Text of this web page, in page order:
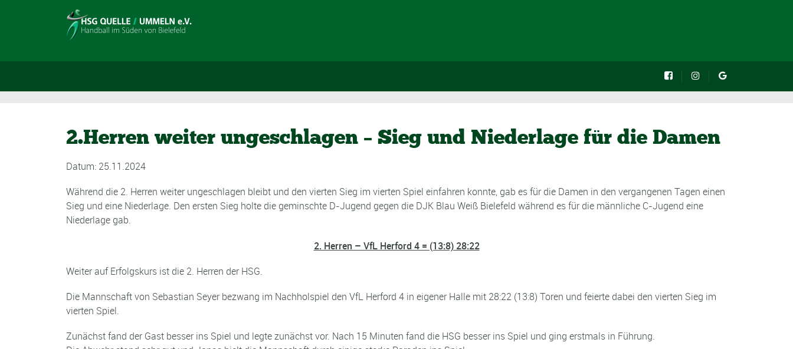
2.Herren weiter ungeschlagen – Sieg und Niederlage für die Damen
Datum: 25.11.2024
Während die 2. Herren weiter ungeschlagen bleibt und den vierten Sieg im vierten Spiel einfahren konnte, gab es für die Damen in den vergangenen Tagen einen
Sieg und eine Niederlage. Den ersten Sieg holte die geminschte D-Jugend gegen die DJK Blau Weiß Bielefeld während es für die männliche C-Jugend eine
Niederlage gab.
2. Herren – VfL Herford 4 = (13:8) 28:22
Weiter auf Erfolgskurs ist die 2. Herren der HSG.
Die Mannschaft von Sebastian Seyer bezwang im Nachholspiel den VfL Herford 4 in eigener Halle mit 28:22 (13:8) Toren und feierte dabei den vierten Sieg im
vierten Spiel.
Zunächst fand der Gast besser ins Spiel und legte zunächst vor. Nach 15 Minuten fand die HSG besser ins Spiel und ging erstmals in Führung.